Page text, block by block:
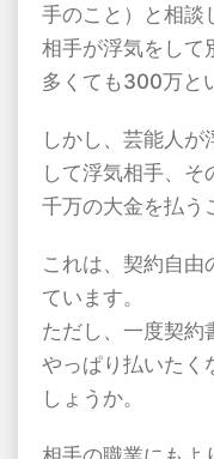
手のこと）と相談
相手が浮気をして
多くても300万と
しかし、芸能人が
して浮気相手、そ
千万の大金を払う
これは、契約自由
ています。
ただし、一度契約
やっぱり払いたく
しょうか。